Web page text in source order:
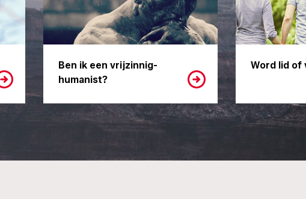
Ben ik een vrijzinnig-
humanist?
Word lid of